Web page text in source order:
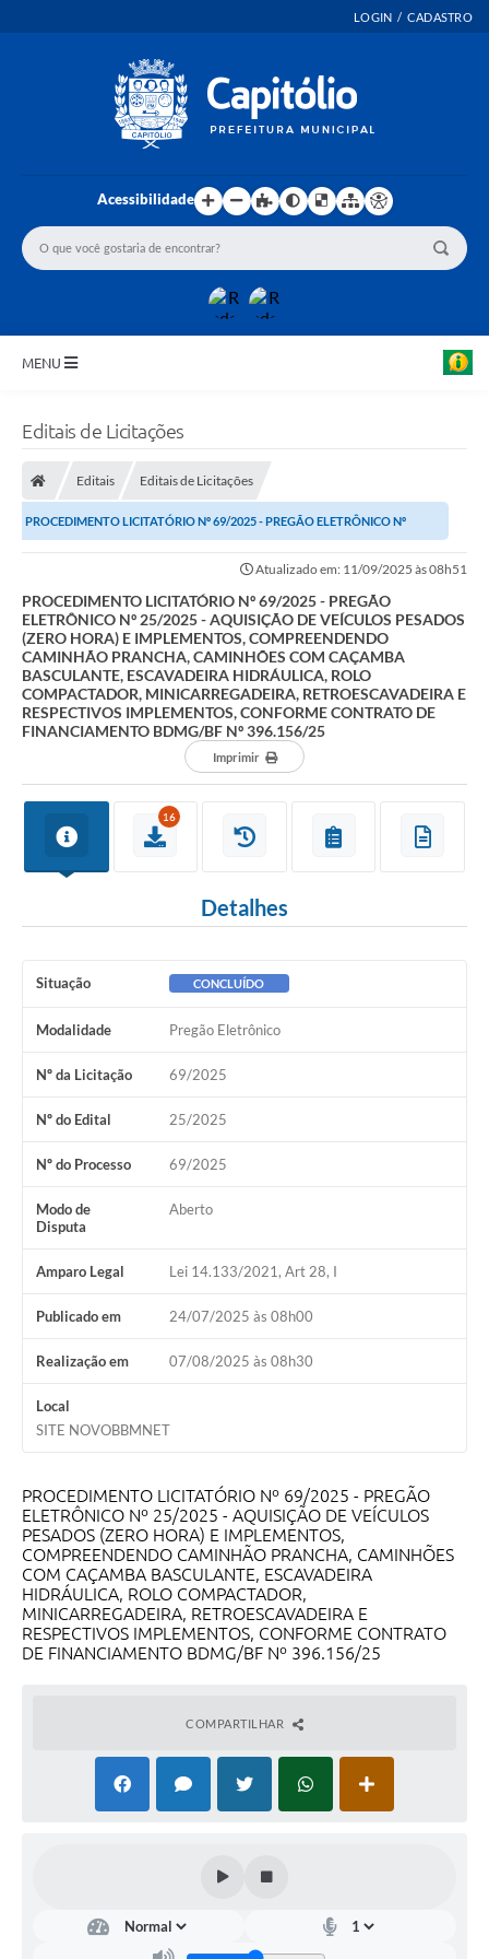
LOGIN / CADASTRO
Acessibilidade
MENU
Controle Interno
LGPD
Editais
Governança
A Prefeitura
Secretarias
Patrimônio Cultural
Acesso à Informação
Contato
Editais de Licitações
Editais Editais de Licitações
PROCEDIMENTO LICITATÓRIO Nº 69/2025 - PREGÃO ELETRÔNICO Nº
Atualizado em: 11/09/2025 às 08h51
PROCEDIMENTO LICITATÓRIO Nº 69/2025 - PREGÃO
ELETRÔNICO Nº 25/2025 - AQUISIÇÃO DE VEÍCULOS PESADOS
(ZERO HORA) E IMPLEMENTOS, COMPREENDENDO
CAMINHÃO PRANCHA, CAMINHÕES COM CAÇAMBA
BASCULANTE, ESCAVADEIRA HIDRÁULICA, ROLO
COMPACTADOR, MINICARREGADEIRA, RETROESCAVADEIRA E
RESPECTIVOS IMPLEMENTOS, CONFORME CONTRATO DE
FINANCIAMENTO BDMG/BF Nº 396.156/25
Imprimir
16
Detalhes
Situação CONCLUÍDO
Modalidade Pregão Eletrônico
Nº da Licitação 69/2025
Nº do Edital 25/2025
Nº do Processo 69/2025
Modo de
Disputa
Aberto
Amparo Legal Lei 14.133/2021, Art 28, I
Publicado em 24/07/2025 às 08h00
Realização em 07/08/2025 às 08h30
Local
SITE NOVOBBMNET
PROCEDIMENTO LICITATÓRIO Nº 69/2025 - PREGÃO
ELETRÔNICO Nº 25/2025 - AQUISIÇÃO DE VEÍCULOS
PESADOS (ZERO HORA) E IMPLEMENTOS,
COMPREENDENDO CAMINHÃO PRANCHA, CAMINHÕES
COM CAÇAMBA BASCULANTE, ESCAVADEIRA
HIDRÁULICA, ROLO COMPACTADOR,
MINICARREGADEIRA, RETROESCAVADEIRA E
RESPECTIVOS IMPLEMENTOS, CONFORME CONTRATO
DE FINANCIAMENTO BDMG/BF Nº 396.156/25
COMPARTILHAR